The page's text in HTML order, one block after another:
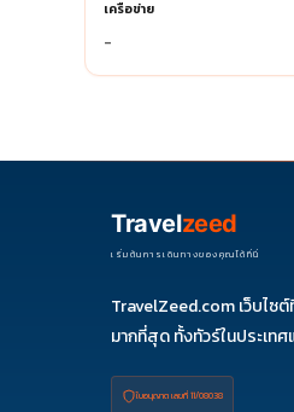
เครือข่าย
-
Travelzeed
เริ่มต้นการเดินทางของคุณได้ที่นี่
TravelZeed.com เว็บไซ
มากที่สุด ทั้งทัวร์ในประเท
ใบอนุญาต เลขที่ 11/08038